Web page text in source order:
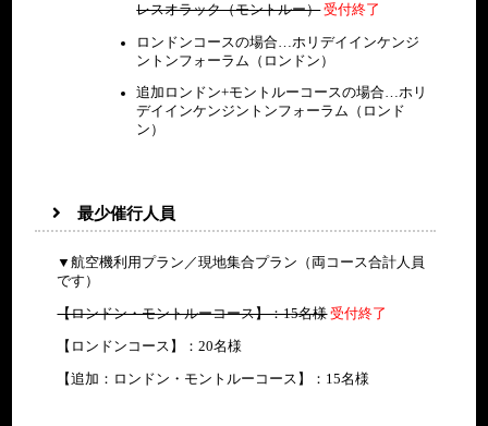
レスオラック（モントルー） 受付終了
ロンドンコースの場合…ホリデイインケンジ
ントンフォーラム（ロンドン）
追加ロンドン+モントルーコースの場合…ホリ
デイインケンジントンフォーラム（ロンド
ン）
最少催行人員
▼航空機利用プラン／現地集合プラン（両コース合計人員
です）
【ロンドン・モントルーコース】：15名様 受付終了
【ロンドンコース】：20名様
【追加：ロンドン・モントルーコース】：15名様